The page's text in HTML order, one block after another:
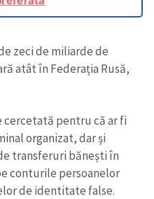
zeci de miliarde de
atât în Federația Rusă,
cercetată pentru că ar fi
organizat, dar și
transferuri bănești în
conturile persoanelor
de identitate false.